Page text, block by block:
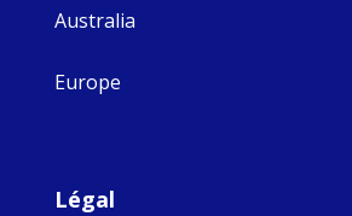
Australia
Europe
Légal